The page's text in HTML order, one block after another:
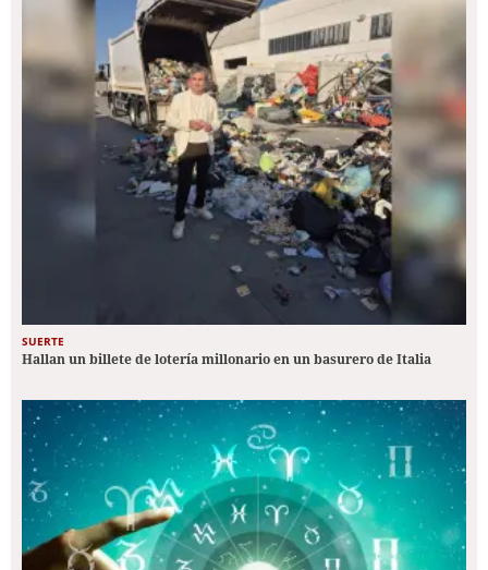
SUERTE
Hallan un billete de lotería millonario en un basurero de Italia